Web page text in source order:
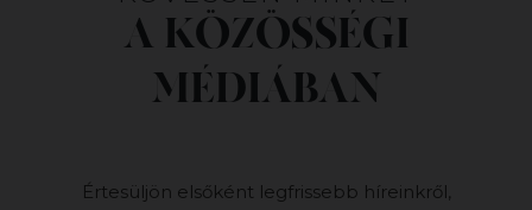
A KÖZÖSSÉGI
MÉDIÁBAN
Értesüljön elsőként legfrissebb híreinkről,